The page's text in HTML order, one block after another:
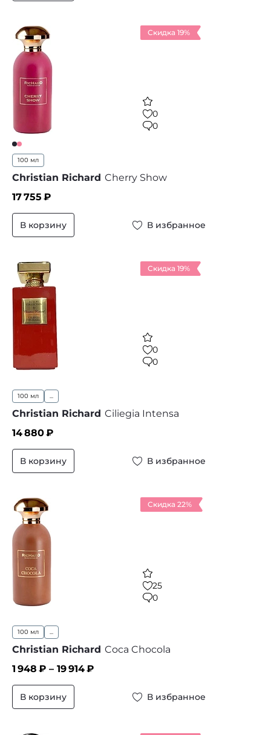
Скидка 19%
0
0
100 мл
Christian Richard Cherry Show
17 755 ₽
В корзину В избранное
Скидка 19%
0
0
100 мл ...
Christian Richard Ciliegia Intensa
14 880₽
В корзину В избранное
Скидка 22%
25
0
100 мл ...
Christian Richard Coca Chocola
1 948 ₽ – 19 914₽
В корзину В избранное